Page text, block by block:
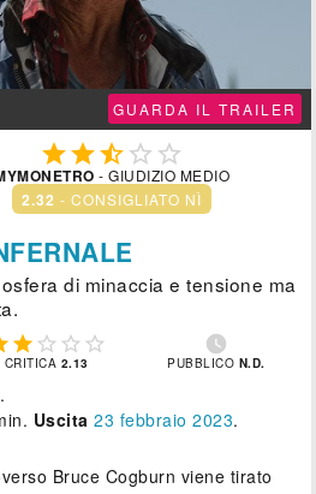
GUARDA IL TRAILER
  
- GIUDIZIO MEDIO
2.32 - CONSIGLIATO NÌ
di minaccia e tensione ma
   
CRITICA 2.13

PUBBLICO N.D.
.
Uscita 23 febbraio 2023.
Bruce Cogburn viene tirato